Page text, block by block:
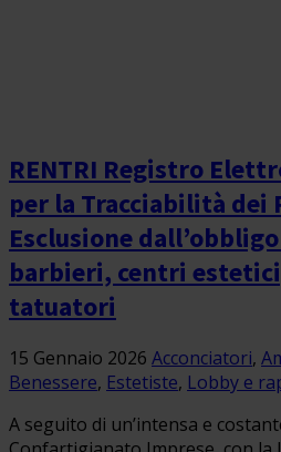
RENTRI Registro
per la Tracciabilità dei
Esclusione
barbieri, centri
tatuatori
15 Gennaio 2026 Acconciatori,
Benessere, Estetiste, Lobby e
A seguito di un’intensa e